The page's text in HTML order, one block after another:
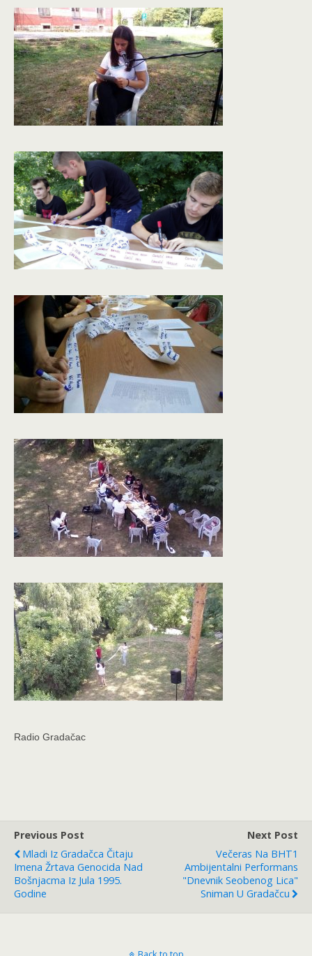
Radio Gradačac
Previous Post
Mladi Iz Gradačca Čitaju
Imena Žrtava Genocida Nad
Bošnjacma Iz Jula 1995.
Godine
Next Post
Večeras Na BHT1
Ambijentalni Performans
"Dnevnik Seobenog Lica"
Sniman U Gradačcu